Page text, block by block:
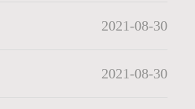
2021-08-30
2021-08-30